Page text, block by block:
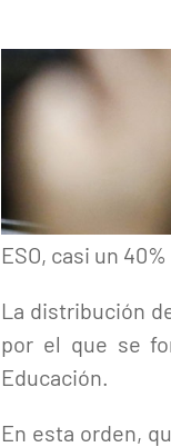
ESO, casi un
La distribución
por el que se
Educación.
En esta orden,